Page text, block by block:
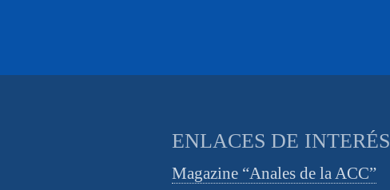
ENLACES DE INTERÉS
Magazine “Anales de la ACC”